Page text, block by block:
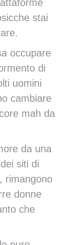
stai
occupare
di
uomini
cambiare
mah da
da una
siti di
rimangono
donne
che